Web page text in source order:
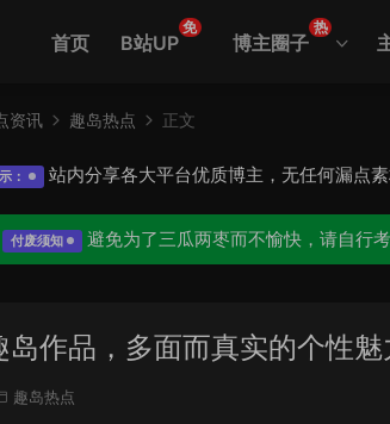
首页 B站UP
免
博主圈子
热
资讯 趣岛热点 正文
： 站内分享各大平台优质博主，无任何漏点
付废须知 避免为了三瓜两枣而不愉快，请自行
作品，多面而真实的个性魅
趣岛热点